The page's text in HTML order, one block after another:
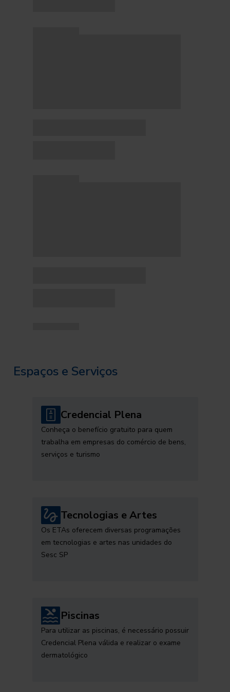
Espaços e Serviços
Credencial Plena
Conheça o benefício gratuito para quem
trabalha em empresas do comércio de bens,
serviços e turismo
Tecnologias e Artes
Os ETAs oferecem diversas programações
em tecnologias e artes nas unidades do
Sesc SP
Piscinas
Para utilizar as piscinas, é necessário possuir
Credencial Plena válida e realizar o exame
dermatológico